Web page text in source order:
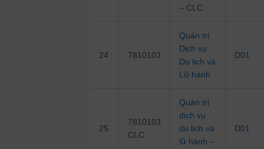
– CLC
24 7810103
Quản trị
Dịch vụ
Du lịch và
Lữ hành
D01
25
7810103
CLC
Quản trị
dịch vụ
du lịch và
lữ hành –
D01